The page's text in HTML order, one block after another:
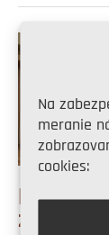
Na
meranie
cookies: